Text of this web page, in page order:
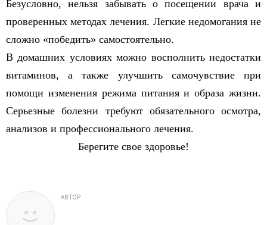
Безусловно, нельзя забывать о посещении врача и
проверенных методах лечения. Легкие недомогания не
сложно «победить» самостоятельно.
В домашних условиях можно восполнить недостатки
витаминов, а также улучшить самочувствие при
помощи изменения режима питания и образа жизни.
Серьезные болезни требуют обязательного осмотра,
анализов и профессионального лечения.
Берегите свое здоровье!
АВТОР